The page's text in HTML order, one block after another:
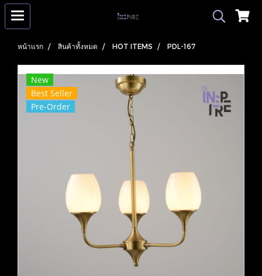
หน้าแรก สินค้าทั้งหมด HOT ITEMS PDL-167
New
Best Seller
Pre-Order